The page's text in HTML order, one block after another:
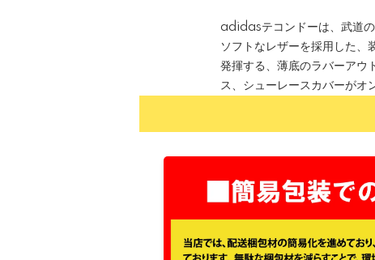
adidasテコンドーは、武道
ソフトなレザーを採用した、
発揮する、薄底のラバーアウ
ス、シューレースカバーがオ